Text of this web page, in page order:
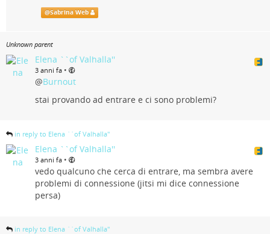
@Sabrina Web
Unknown parent
Elena ``of Valhalla''
3 anni fa •
@Burnout
stai provando ad entrare e ci sono problemi?
in reply to Elena ``of Valhalla''
Elena ``of Valhalla''
3 anni fa •
vedo qualcuno che cerca di entrare, ma sembra avere
problemi di connessione (jitsi mi dice connessione
persa)
in reply to Elena ``of Valhalla''